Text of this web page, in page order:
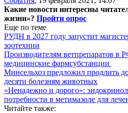
Какие новости интересны
жизни»? Пройти опрос
Еще по теме
РУДН в 2027 году запустит
зоотехнии
Производителям ветпрепаратов в
медицинские фармсубстанции
Минсельхоз предложил продлить
десяти болезням животных
«Ненадежно и дорого»:
потребности в метимазоле для
Читайте также: